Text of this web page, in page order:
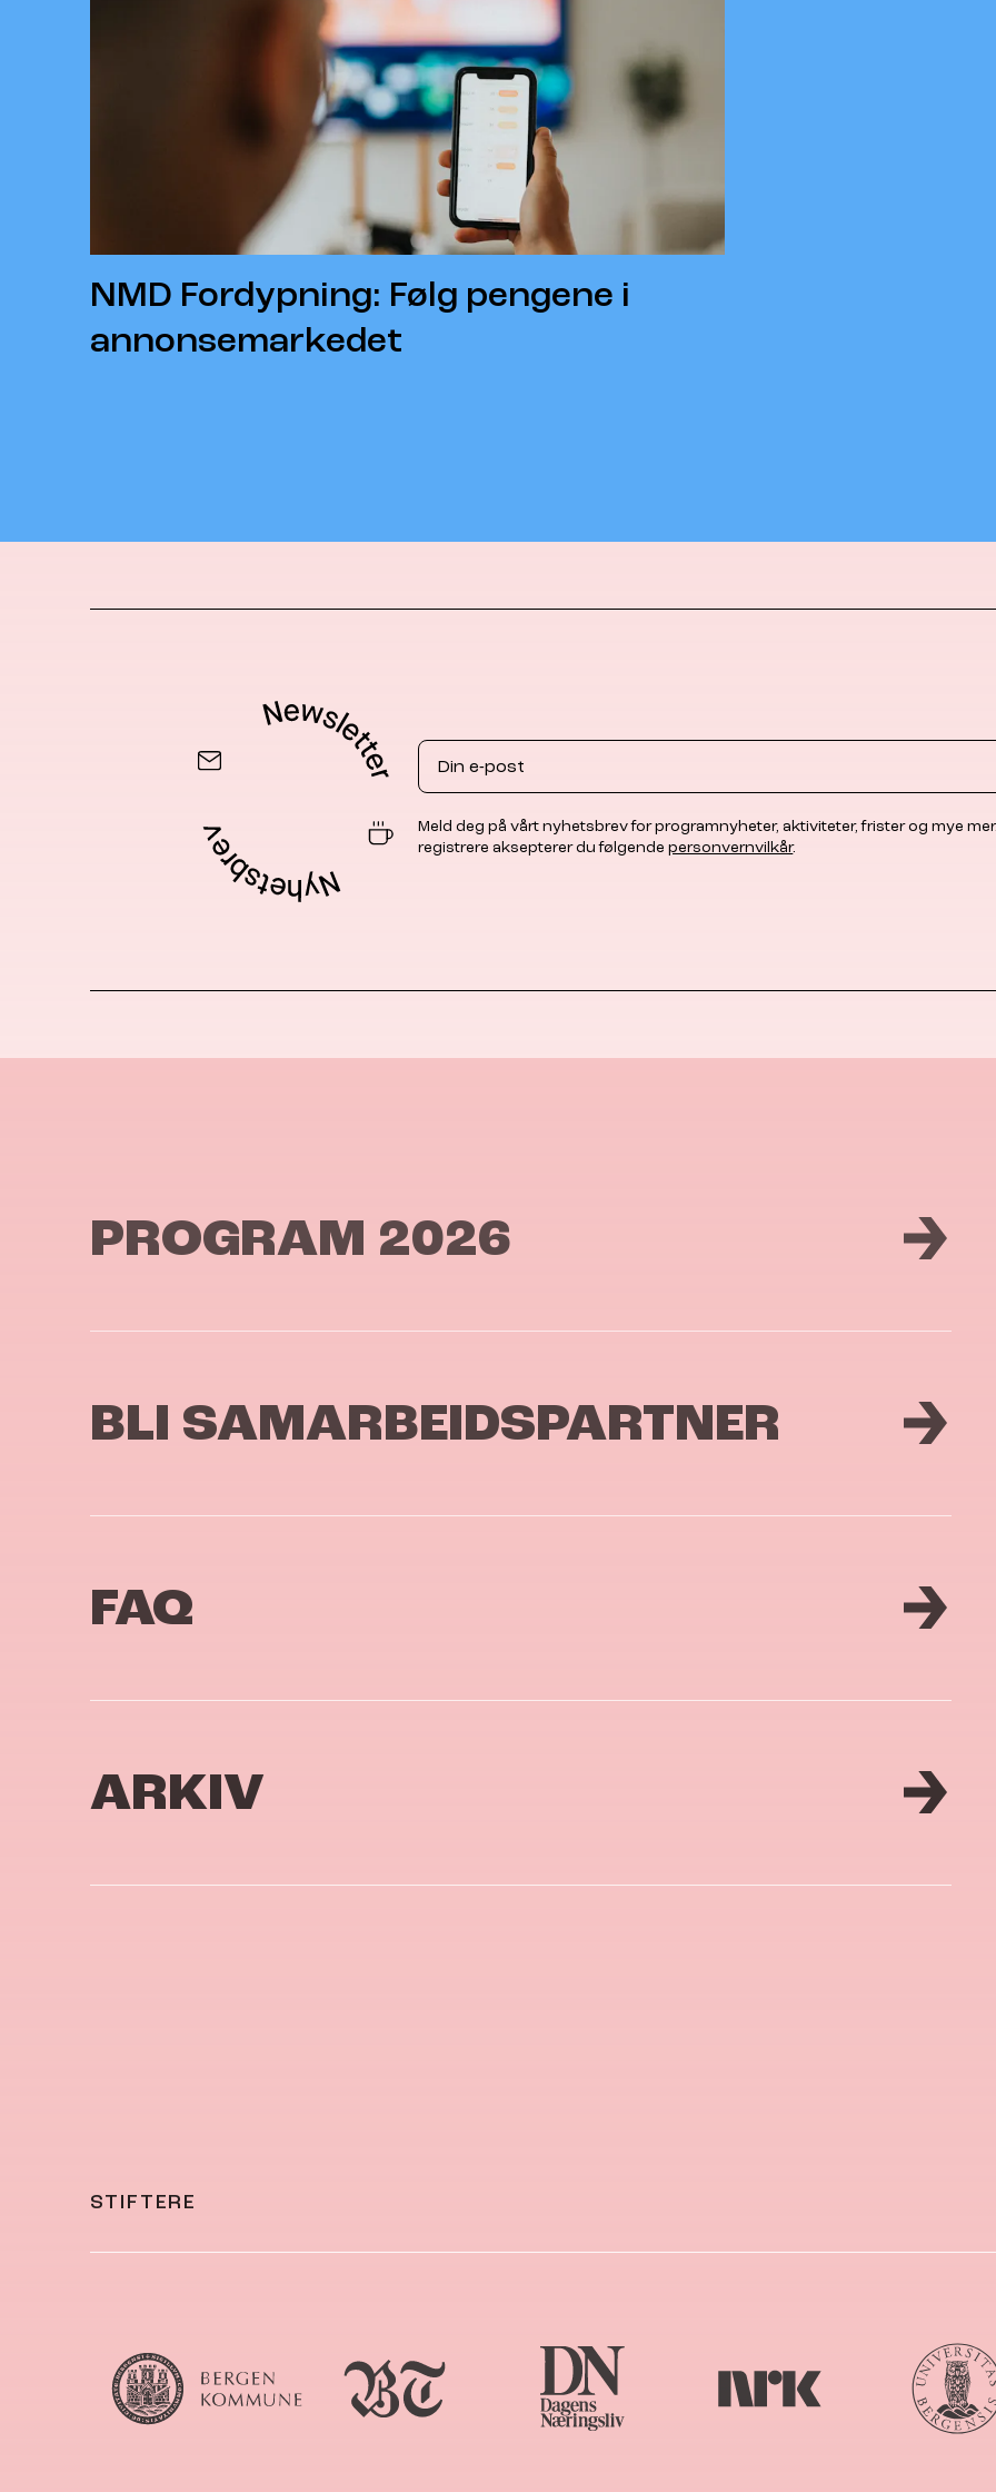
NMD Fordypning: Følg pengene i
annonsemarkedet
Email
Meld deg på vårt nyhetsbrev for programnyheter, aktiviteter, frister og mye
registrere aksepterer du følgendepersonvernvilkår.
PROGRAM 2026
BLI SAMARBEIDSPARTNER
FAQ
ARKIV
STIFTERE